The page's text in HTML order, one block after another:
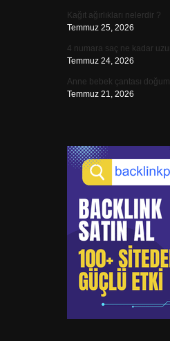
Kağıt ağırlıkları nelerdir ?
Temmuz 25, 2026
4 numara saç ne kadar
Temmuz 24, 2026
Anne bebek çantası
Temmuz 21, 2026